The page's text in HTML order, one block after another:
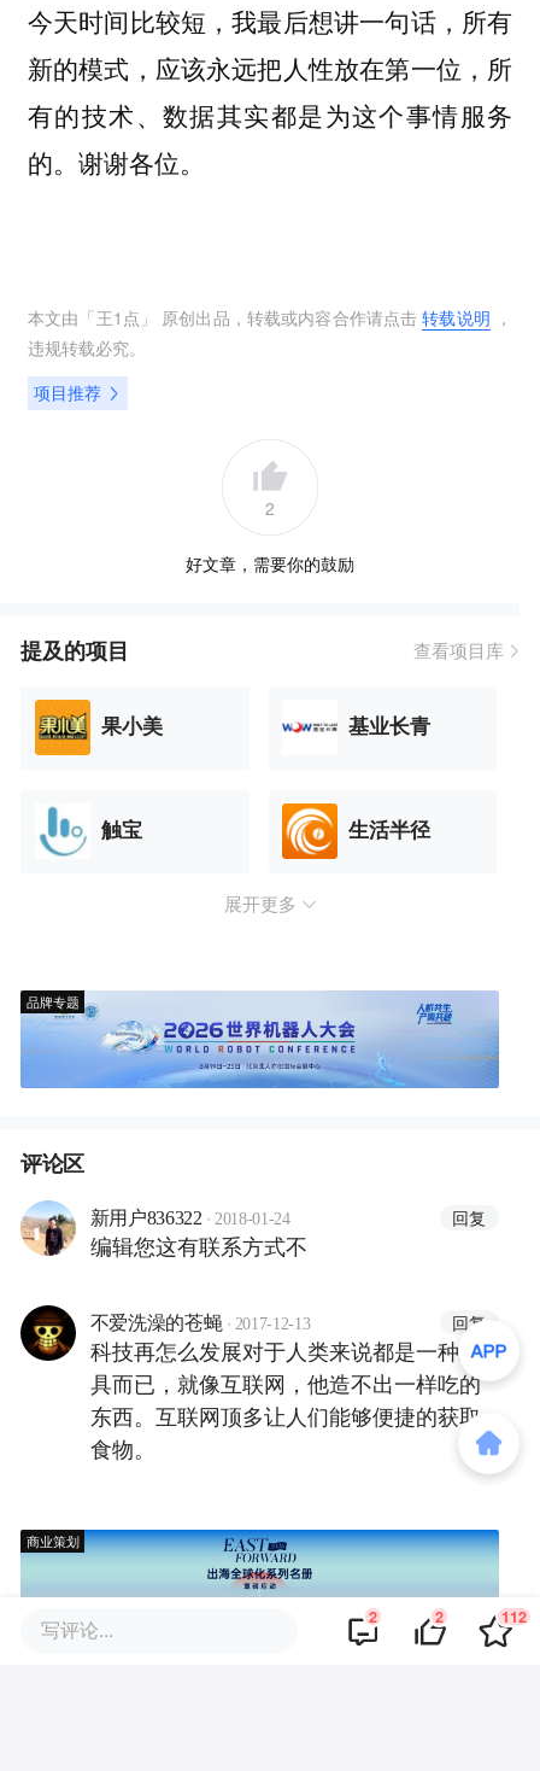
今天时间比较短，我最后想讲一句话，所有
新的模式，应该永远把人性放在第一位，所
有的技术、数据其实都是为这个事情服务
的。谢谢各位。
本文由「 王1点 」 原创出品，转载或内容合作请点击转载说明 ，
违规转载必究。
项目推荐
2
好文章，需要你的鼓励
提及的项目 查看项目库
果小美 基业长青
触宝 生活半径
展开更多
品牌专题
评论区
新用户836322 · 2018-01-24 回复
编辑您这有联系方式不
不爱洗澡的苍蝇 · 2017-12-13 回复
科技再怎么发展对于人类来说都是一种工
具而已，就像互联网，他造不出一样吃的
东西。互联网顶多让人们能够便捷的获取
食物。
商业策划
写评论... 2 2 112